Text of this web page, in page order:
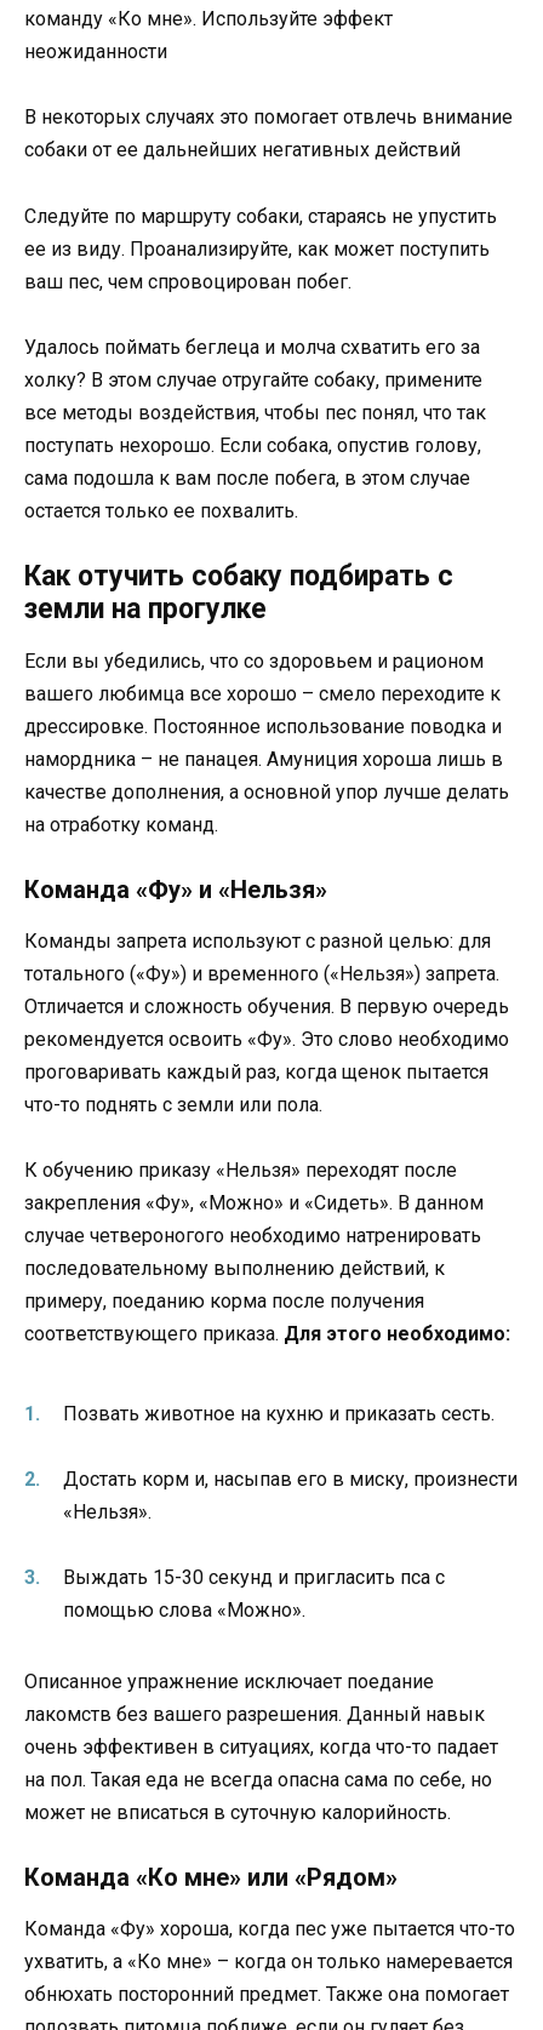
команду «Ко мне». Используйте эффект
неожиданности
В некоторых случаях это помогает отвлечь внимание
собаки от ее дальнейших негативных действий
Следуйте по маршруту собаки, стараясь не упустить
ее из виду. Проанализируйте, как может поступить
ваш пес, чем спровоцирован побег.
Удалось поймать беглеца и молча схватить его за
холку? В этом случае отругайте собаку, примените
все методы воздействия, чтобы пес понял, что так
поступать нехорошо. Если собака, опустив голову,
сама подошла к вам после побега, в этом случае
остается только ее похвалить.
Как отучить собаку подбирать с
земли на прогулке
Если вы убедились, что со здоровьем и рационом
вашего любимца все хорошо – смело переходите к
дрессировке. Постоянное использование поводка и
намордника – не панацея. Амуниция хороша лишь в
качестве дополнения, а основной упор лучше делать
на отработку команд.
Команда «Фу» и «Нельзя»
Команды запрета используют с разной целью: для
тотального («Фу») и временного («Нельзя») запрета.
Отличается и сложность обучения. В первую очередь
рекомендуется освоить «Фу». Это слово необходимо
проговаривать каждый раз, когда щенок пытается
что-то поднять с земли или пола.
К обучению приказу «Нельзя» переходят после
закрепления «Фу», «Можно» и «Сидеть». В данном
случае четвероногого необходимо натренировать
последовательному выполнению действий, к
примеру, поеданию корма после получения
соответствующего приказа. Для этого необходимо:
Позвать животное на кухню и приказать сесть.
Достать корм и, насыпав его в миску, произнести
«Нельзя».
Выждать 15-30 секунд и пригласить пса с
помощью слова «Можно».
Описанное упражнение исключает поедание
лакомств без вашего разрешения. Данный навык
очень эффективен в ситуациях, когда что-то падает
на пол. Такая еда не всегда опасна сама по себе, но
может не вписаться в суточную калорийность.
Команда «Ко мне» или «Рядом»
Команда «Фу» хороша, когда пес уже пытается что-то
ухватить, а «Ко мне» – когда он только намеревается
обнюхать посторонний предмет. Также она помогает